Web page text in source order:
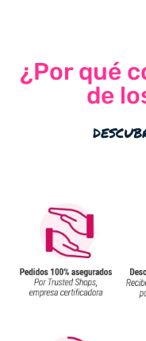
¿Por qué
de